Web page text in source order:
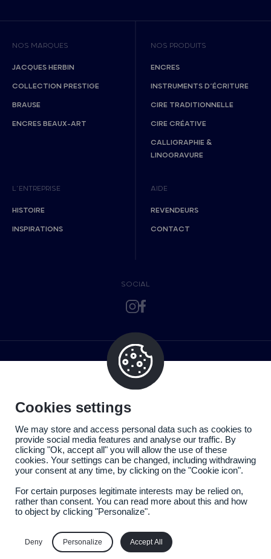
NOS MARQUES
JACQUES HERBIN
COLLECTION PRESTIGE
BRAUSE
ENCRES BEAUX-ART
NOS PRODUITS
ENCRES
INSTRUMENTS D’ÉCRITURE
CIRE TRADITIONNELLE
CIRE CRÉATIVE
CALLIGRAPHIE &
LINOGRAVURE
L’ENTREPRISE
HISTOIRE
INSPIRATIONS
AIDE
REVENDEURS
CONTACT
SOCIAL
Cookies settings
We may store and access personal data such as cookies to
provide social media features and analyse our traffic. By
clicking "Ok, accept all" you will allow the use of these
cookies. Your settings can be changed, including withdrawing
your consent at any time, by clicking on the "Cookie icon".
For certain purposes legitimate interests may be relied on,
rather than consent. You can read more about this and how
to object by clicking "Personalize".
Deny Personalize Accept All